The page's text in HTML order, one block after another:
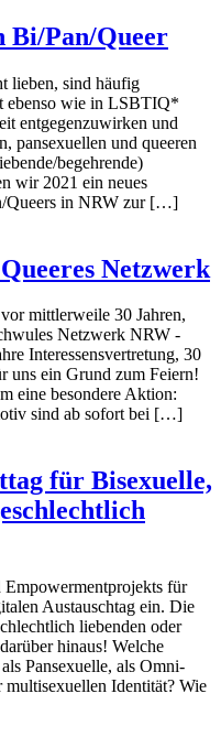
Bi/Pan/Queer
lieben, sind häufig
ebenso wie in LSBTIQ*
entgegenzuwirken und
pansexuellen und queeren
begehrende)
wir 2021 ein neues
Queers in NRW zur […]
Netzwerk
mittlerweile 30 Jahren,
Netzwerk NRW -
Interessensvertretung, 30
uns ein Grund zum Feiern!
eine besondere Aktion:
sind ab sofort bei […]
für Bisexuelle,
Empowermentprojekts für
Austauschtag ein. Die
liebenden oder
hinaus! Welche
Pansexuelle, als Omni-
multisexuellen Identität? Wie